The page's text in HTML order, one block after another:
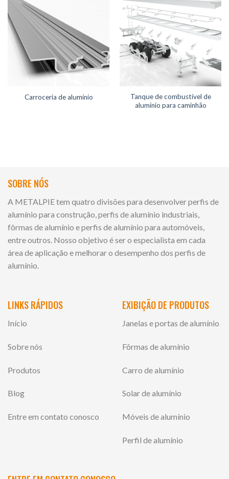
Carroceria de alumínio
Tanque de combustível de
alumínio para caminhão
SOBRE NÓS
A METALPIE tem quatro divisões para desenvolver perfis de
alumínio para construção, perfis de alumínio industriais,
fôrmas de alumínio e perfis de alumínio para automóveis,
entre outros. Nosso objetivo é ser o especialista em cada
área de aplicação e melhorar o desempenho dos perfis de
alumínio.
LINKS RÁPIDOS
Início
Sobre nós
Produtos
Blog
Entre em contato conosco
EXIBIÇÃO DE PRODUTOS
Janelas e portas de alumínio
Fôrmas de alumínio
Carro de alumínio
Solar de alumínio
Móveis de alumínio
Perfil de alumínio